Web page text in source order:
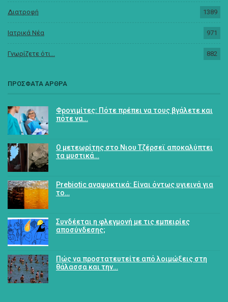
Διατροφή 1389
Ιατρικά Νέα 971
Γνωρίζετε ότι... 882
ΠΡΟΣΦΑΤΑ ΑΡΘΡΑ
Φρονιμίτες: Πότε πρέπει να τους βγάλετε και
πότε να…
Ο μετεωρίτης στο Νιου Τζέρσεϊ αποκαλύπτει
τα μυστικά…
Prebiotic αναψυκτικά: Είναι όντως υγιεινά για
το…
Συνδέεται η φλεγμονή με τις εμπειρίες
αποσύνδεσης;
Πώς να προστατευτείτε από λοιμώξεις στη
θάλασσα και την…